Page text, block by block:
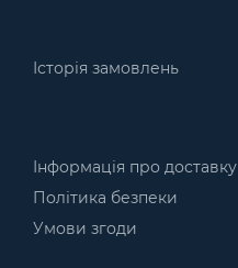
Історія замовлень
Інформація про доставку
Політика безпеки
Умови згоди